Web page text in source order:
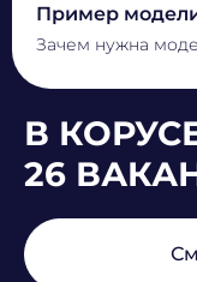
Пример
Зачем нужна
В
26